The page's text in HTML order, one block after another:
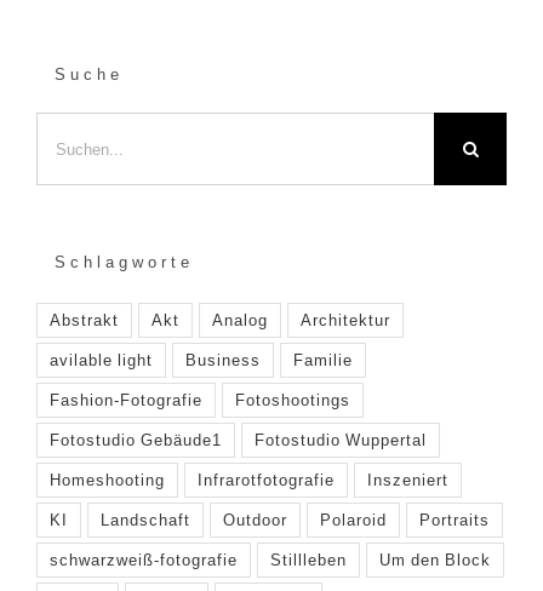
Suche
nach:
Schlagworte
Abstrakt Akt Analog
Architektur
avilable light
Business
Familie
Fashion-Fotografie
Fotoshootings
Fotostudio Gebäude1
Fotostudio Wuppertal
Homeshooting
Infrarotfotografie
Inszeniert
KI
Landschaft Outdoor Polaroid
Portraits
schwarzweiß-fotografie
Stillleben
Um den Block